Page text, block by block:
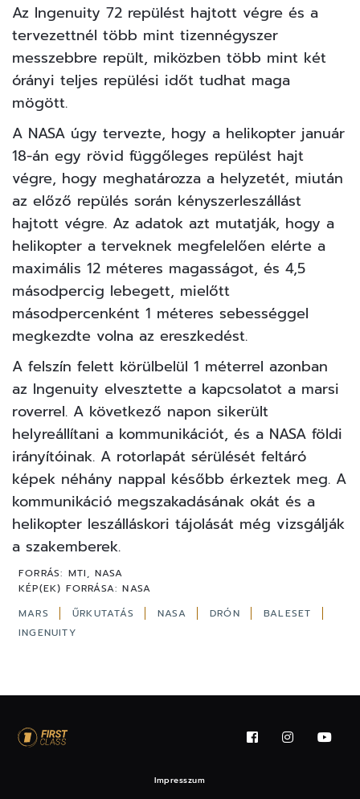
Az Ingenuity 72 repülést hajtott végre és a
tervezettnél több mint tizennégyszer
messzebbre repült, miközben több mint két
órányi teljes repülési időt tudhat maga
mögött.
A NASA úgy tervezte, hogy a helikopter január
18-án egy rövid függőleges repülést hajt
végre, hogy meghatározza a helyzetét, miután
az előző repülés során kényszerleszállást
hajtott végre. Az adatok azt mutatják, hogy a
helikopter a terveknek megfelelően elérte a
maximális 12 méteres magasságot, és 4,5
másodpercig lebegett, mielőtt
másodpercenként 1 méteres sebességgel
megkezdte volna az ereszkedést.
A felszín felett körülbelül 1 méterrel azonban
az Ingenuity elvesztette a kapcsolatot a marsi
roverrel. A következő napon sikerült
helyreállítani a kommunikációt, és a NASA földi
irányítóinak. A rotorlapát sérülését feltáró
képek néhány nappal később érkeztek meg. A
kommunikáció megszakadásának okát és a
helikopter leszálláskori tájolását még vizsgálják
a szakemberek.
FORRÁS: MTI, NASA
KÉP(EK) FORRÁSA: NASA
MARS
ŰRKUTATÁS NASA DRÓN
BALESET
INGENUITY
Impresszum